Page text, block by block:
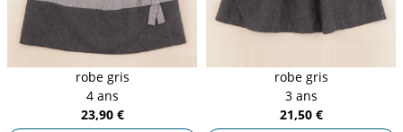
robe gris
4 ans
23,90 €
robe gris
3 ans
21,50 €